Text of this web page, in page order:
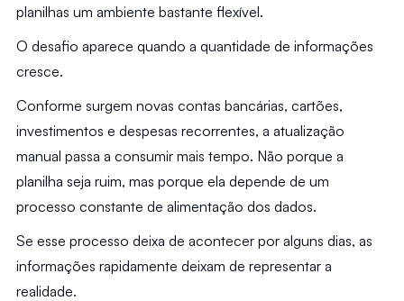
planilhas um ambiente bastante flexível.
O desafio aparece quando a quantidade de informações
cresce.
Conforme surgem novas contas bancárias, cartões,
investimentos e despesas recorrentes, a atualização
manual passa a consumir mais tempo. Não porque a
planilha seja ruim, mas porque ela depende de um
processo constante de alimentação dos dados.
Se esse processo deixa de acontecer por alguns dias, as
informações rapidamente deixam de representar a
realidade.